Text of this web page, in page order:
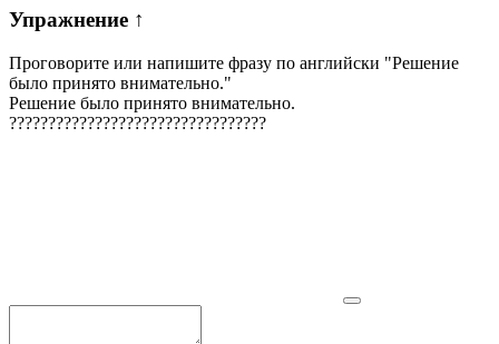
Упражнение ↑
Проговорите или напишите фразу по английски "Решение
было принято внимательно."
Решение было принято внимательно.
?????????????????????????????????